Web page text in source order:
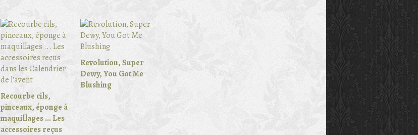
Recourbe cils,
pinceaux, éponge à
maquillages ... Les
accessoires reçus
Revolution, Super
Dewy, You Got Me
Blushing